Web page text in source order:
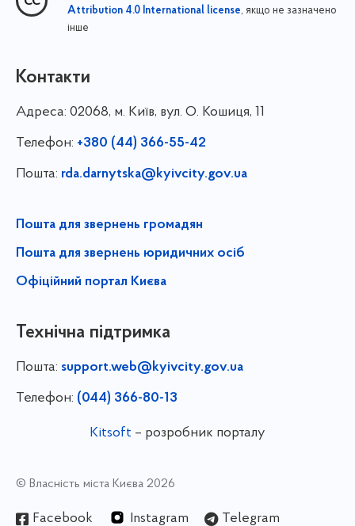
Attribution 4.0 International license, якщо не зазначено
інше
Контакти
Адреса: 02068, м. Київ, вул. О. Кошиця, 11
Телефон: +380 (44) 366-55-42
Пошта: rda.darnytska@kyivcity.gov.ua
Пошта для звернень громадян
Пошта для звернень юридичних осіб
Офіційний портал Києва
Технічна підтримка
Пошта: support.web@kyivcity.gov.ua
Телефон: (044) 366-80-13
Kitsoft – розробник порталу
© Власність міста Києва 2026
Facebook Instagram Telegram